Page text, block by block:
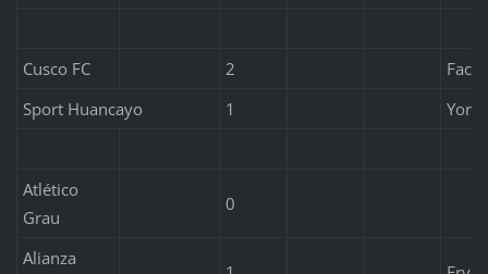
Cusco FC 2
Sport Huancayo
1
Atlético
Grau
0
Alianza